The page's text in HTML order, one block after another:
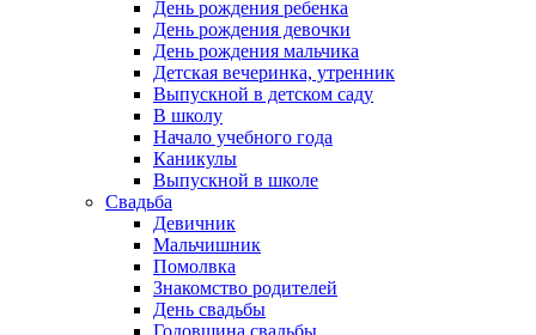
День рождения ребенка
День рождения девочки
День рождения мальчика
Детская вечеринка, утренник
Выпускной в детском саду
В школу
Начало учебного года
Каникулы
Выпускной в школе
Свадьба
Девичник
Мальчишник
Помолвка
Знакомство родителей
День свадьбы
Годовщина свадьбы